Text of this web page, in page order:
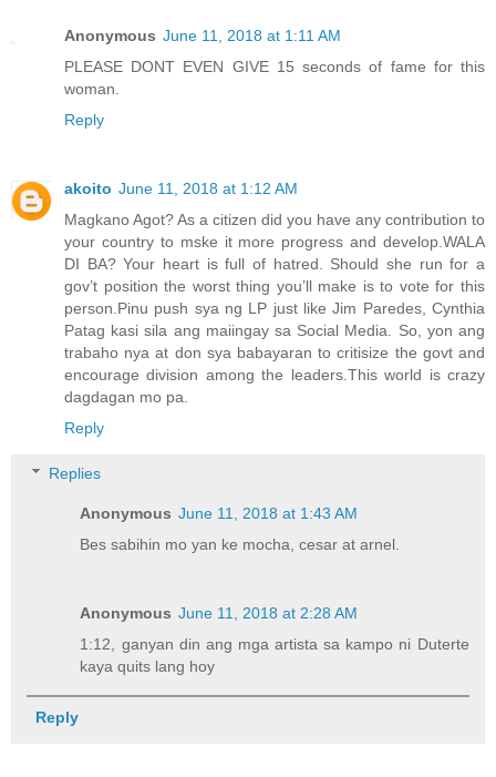
Anonymous June 11, 2018 at 1:11 AM
PLEASE DONT EVEN GIVE 15 seconds of fame for this
woman.
Reply
akoito June 11, 2018 at 1:12 AM
Magkano Agot? As a citizen did you have any contribution to
your country to mske it more progress and develop.WALA
DI BA? Your heart is full of hatred. Should she run for a
gov’t position the worst thing you’ll make is to vote for this
person.Pinu push sya ng LP just like Jim Paredes, Cynthia
Patag kasi sila ang maiingay sa Social Media. So, yon ang
trabaho nya at don sya babayaran to critisize the govt and
encourage division among the leaders.This world is crazy
dagdagan mo pa.
Reply
Replies
Anonymous June 11, 2018 at 1:43 AM
Bes sabihin mo yan ke mocha, cesar at arnel.
Anonymous June 11, 2018 at 2:28 AM
1:12, ganyan din ang mga artista sa kampo ni Duterte
kaya quits lang hoy
Reply